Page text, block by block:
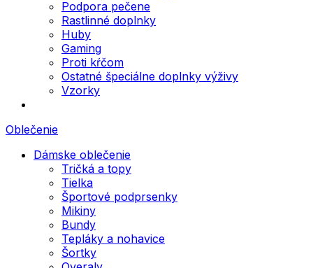
Podpora pečene
Rastlinné doplnky
Huby
Gaming
Proti kŕčom
Ostatné špeciálne doplnky výživy
Vzorky
Oblečenie
Dámske oblečenie
Tričká a topy
Tielka
Športové podprsenky
Mikiny
Bundy
Tepláky a nohavice
Šortky